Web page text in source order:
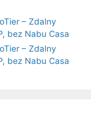
– Zdalny
bez Nabu Casa
– Zdalny
bez Nabu Casa